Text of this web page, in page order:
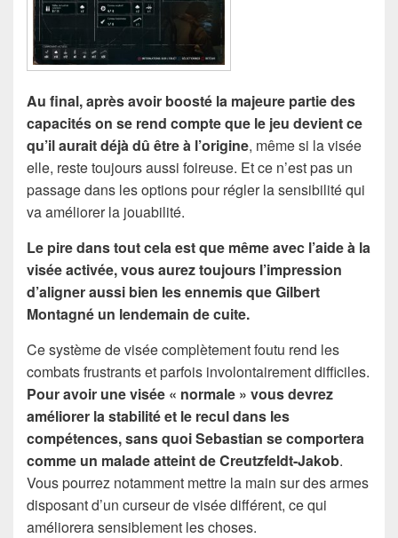
Au final, après avoir boosté la majeure partie des
capacités on se rend compte que le jeu devient ce
qu’il aurait déjà dû être à l’origine, même si la visée
elle, reste toujours aussi foireuse. Et ce n’est pas un
passage dans les options pour régler la sensibilité qui
va améliorer la jouabilité.
Le pire dans tout cela est que même avec l’aide à la
visée activée, vous aurez toujours l’impression
d’aligner aussi bien les ennemis que Gilbert
Montagné un lendemain de cuite.
Ce système de visée complètement foutu rend les
combats frustrants et parfois involontairement difficiles.
Pour avoir une visée « normale » vous devrez
améliorer la stabilité et le recul dans les
compétences, sans quoi Sebastian se comportera
comme un malade atteint de Creutzfeldt-Jakob.
Vous pourrez notamment mettre la main sur des armes
disposant d’un curseur de visée différent, ce qui
améliorera sensiblement les choses.